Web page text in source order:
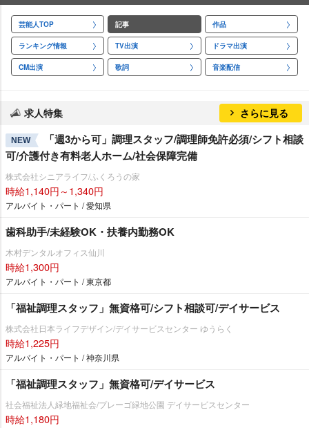
芸能人TOP 記事 作品
ランキング情報 TV出演 ドラマ出演
CM出演 歌詞 音楽配信
求人特集 さらに見る
NEW
「週3から可」調理スタッフ/調理師免許必須/シフト相談
可/介護付き有料老人ホーム/社会保障完備
株式会社シニアライフ/ふくろうの家
時給1,140円～1,340円
アルバイト・パート / 愛知県
歯科助手/未経験OK・扶養内勤務OK
木村デンタルオフィス仙川
時給1,300円
アルバイト・パート / 東京都
「福祉調理スタッフ」無資格可/シフト相談可/デイサービス
株式会社日本ライフデザイン/デイサービスセンター ゆうらく
時給1,225円
アルバイト・パート / 神奈川県
「福祉調理スタッフ」無資格可/デイサービス
社会福祉法人緑地福祉会/プレーゴ緑地公園 デイサービスセンター
時給1,180円